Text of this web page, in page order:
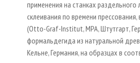
применения на станках
склеивания по времени
(Otto-Graf-Institut, MPA, Штутгарт,
формальдегида из натуральной
Кельне, Германия, на образцах в